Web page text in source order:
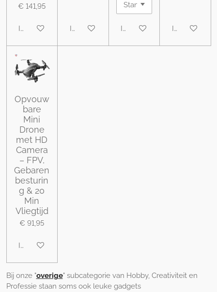
€ 141,95
In winkelwagenIn winkelwagenIn winkelwagenIn
Opvouw
bare
Mini
Drone
met HD
Camera
– FPV,
Gebaren
besturin
g & 20
Min
Vliegtijd
€ 91,95
In winkelwagen
Bij onze "overige" subcategorie van Hobby, Creativiteit en
Professie staan soms ook leuke gadgets